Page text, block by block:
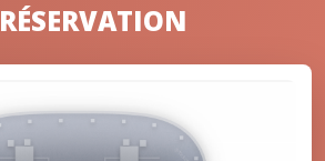
RÉSERVATION